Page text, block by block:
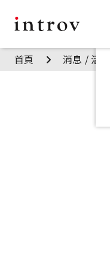
首頁 消息 / 活動